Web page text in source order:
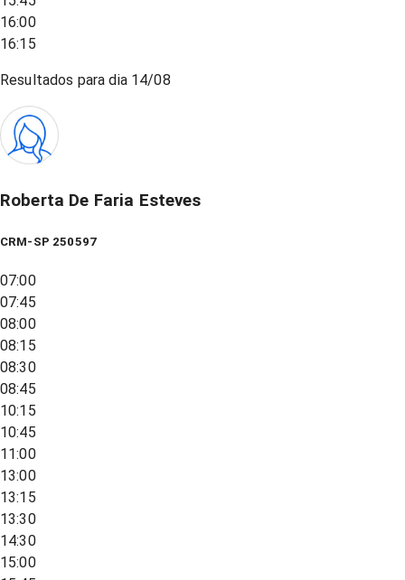
16:00
16:15
Resultados para dia 14/08
Roberta De Faria Esteves
CRM-SP 250597
07:00
07:45
08:00
08:15
08:30
08:45
10:15
10:45
11:00
13:00
13:15
13:30
14:30
15:00